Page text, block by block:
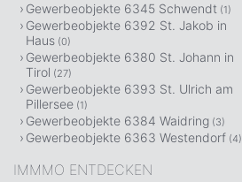
Gewerbeobjekte 6345 Schwendt (1)
Gewerbeobjekte 6392 St. Jakob in
Haus (0)
Gewerbeobjekte 6380 St. Johann in
Tirol (27)
Gewerbeobjekte 6393 St. Ulrich am
Pillersee (1)
Gewerbeobjekte 6384 Waidring (3)
Gewerbeobjekte 6363 Westendorf (4)
IMMMO ENTDECKEN